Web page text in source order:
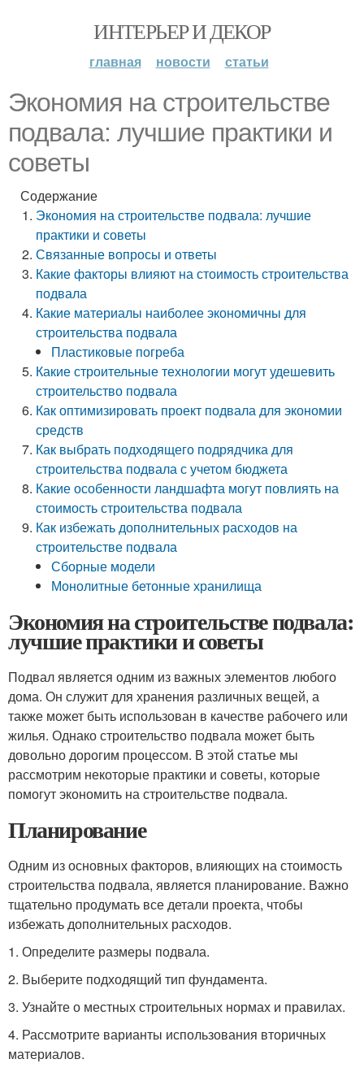
ИНТЕРЬЕР И ДЕКОР
главная новости статьи
Экономия на строительстве
подвала: лучшие практики и
советы
Содержание
Экономия на строительстве подвала: лучшие
практики и советы
Связанные вопросы и ответы
Какие факторы влияют на стоимость строительства
подвала
Какие материалы наиболее экономичны для
строительства подвала
Пластиковые погреба
Какие строительные технологии могут удешевить
строительство подвала
Как оптимизировать проект подвала для экономии
средств
Как выбрать подходящего подрядчика для
строительства подвала с учетом бюджета
Какие особенности ландшафта могут повлиять на
стоимость строительства подвала
Как избежать дополнительных расходов на
строительстве подвала
Сборные модели
Монолитные бетонные хранилища
Экономия на строительстве подвала:
лучшие практики и советы
Подвал является одним из важных элементов любого
дома. Он служит для хранения различных вещей, а
также может быть использован в качестве рабочего или
жилья. Однако строительство подвала может быть
довольно дорогим процессом. В этой статье мы
рассмотрим некоторые практики и советы, которые
помогут экономить на строительстве подвала.
Планирование
Одним из основных факторов, влияющих на стоимость
строительства подвала, является планирование. Важно
тщательно продумать все детали проекта, чтобы
избежать дополнительных расходов.
1. Определите размеры подвала.
2. Выберите подходящий тип фундамента.
3. Узнайте о местных строительных нормах и правилах.
4. Рассмотрите варианты использования вторичных
материалов.